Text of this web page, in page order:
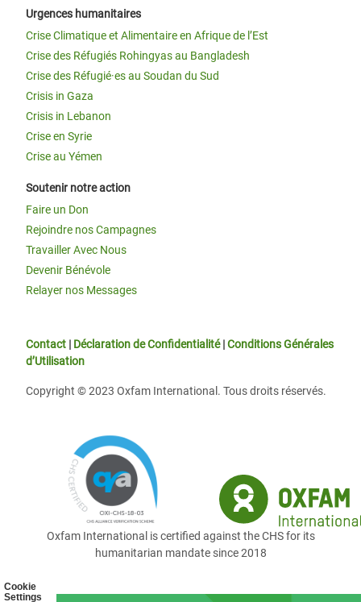
Cookie
Settings
Urgences humanitaires
Crise Climatique et Alimentaire en Afrique de l’Est
Crise des Réfugiés Rohingyas au Bangladesh
Crise des Réfugié·es au Soudan du Sud
Crisis in Gaza
Crisis in Lebanon
Crise en Syrie
Crise au Yémen
Soutenir notre action
Faire un Don
Rejoindre nos Campagnes
Travailler Avec Nous
Devenir Bénévole
Relayer nos Messages
Contact | Déclaration de Confidentialité|Conditions Générales
d’Utilisation
Copyright © 2023 Oxfam International. Tous droits réservés.
Oxfam International is certified against the CHS for its
humanitarian mandate since 2018